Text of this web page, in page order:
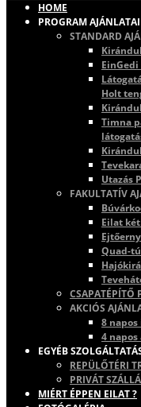
HOME
PROGRAM
STANDARD
Holt
Timna
Utazás
FAKULTATÍV
Eilat
Quad-
CSAPATÉPÍTŐ
AKCIÓS
8
4
EGYÉB
REPÜLŐTÉRI
PRIVÁT
MIÉRT ÉPPEN EILAT ?